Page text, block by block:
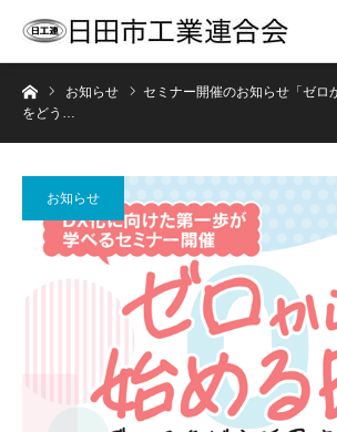
ホームお知らせ
セミナー開催のお知らせ「ゼロ
をどう…
お知らせ